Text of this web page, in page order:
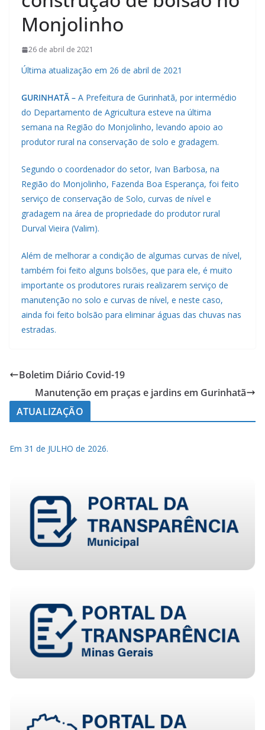
Monjolinho
26 de abril de 2021
Última atualização em 26 de abril de 2021
GURINHATÃ – A Prefeitura de Gurinhatã, por intermédio
do Departamento de Agricultura esteve na última
semana na Região do Monjolinho, levando apoio ao
produtor rural na conservação de solo e gradagem.
Segundo o coordenador do setor, Ivan Barbosa, na
Região do Monjolinho, Fazenda Boa Esperança, foi feito
serviço de conservação de Solo, curvas de nível e
gradagem na área de propriedade do produtor rural
Durval Vieira (Valim).
Além de melhorar a condição de algumas curvas de nível,
também foi feito alguns bolsões, que para ele, é muito
importante os produtores rurais realizarem serviço de
manutenção no solo e curvas de nível, e neste caso,
ainda foi feito bolsão para eliminar águas das chuvas nas
estradas.
Boletim Diário Covid-19
Manutenção em praças e jardins em Gurinhatã
ATUALIZAÇÃO
Em 31 de JULHO de 2026.